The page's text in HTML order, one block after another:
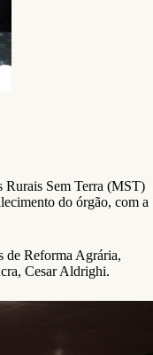
Rurais Sem Terra (MST)
do órgão, com a
de Reforma Agrária,
Cesar Aldrighi.